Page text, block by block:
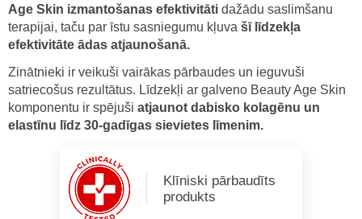
Age Skin izmantošanas efektivitāti dažādu saslimšanu
terapijai, taču par īstu sasniegumu kļuva šī līdzekļa
efektivitāte ādas atjaunošanā.
Zinātnieki ir veikuši vairākas pārbaudes un ieguvuši
satriecošus rezultātus. Līdzekļi ar galveno Beauty Age Skin
komponentu ir spējuši atjaunot dabisko kolagēnu un
elastīnu līdz 30-gadīgas sievietes līmenim.
Klīniski pārbaudīts
produkts